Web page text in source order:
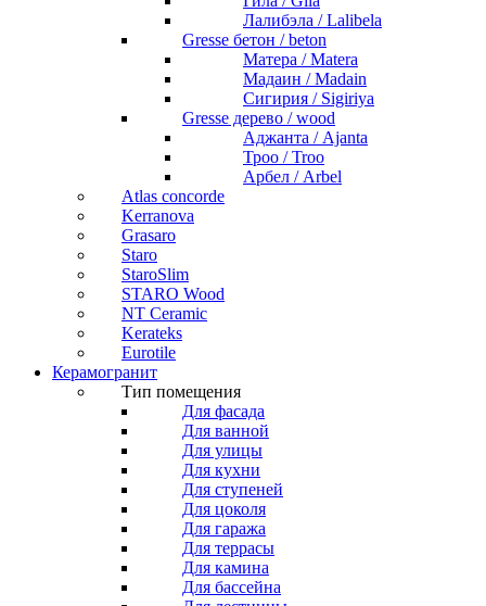
Лалибэла / Lalibela
Gresse бетон / beton
Матера / Matera
Мадаин / Madain
Сигирия / Sigiriya
Gresse дерево / wood
Аджанта / Ajanta
Троо / Troo
Арбел / Arbel
Atlas concorde
Kerranova
Grasaro
Staro
StaroSlim
STARO Wood
NT Ceramic
Kerateks
Eurotile
Керамогранит
Тип помещения
Для фасада
Для ванной
Для улицы
Для кухни
Для ступеней
Для цоколя
Для гаража
Для террасы
Для камина
Для бассейна